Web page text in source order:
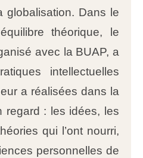
globalisation. Dans le
théorique, le
avec la BUAP, a
intellectuelles
a réalisées dans la
regard : les idées, les
qui l’ont nourri,
personnelles de